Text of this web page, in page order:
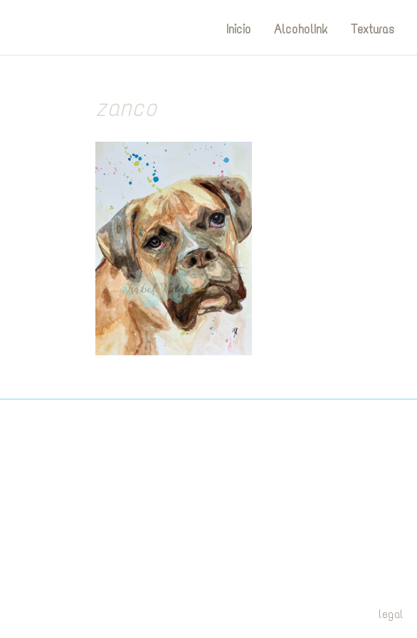
Inicio AlcoholInk Texturas
zanco
legal